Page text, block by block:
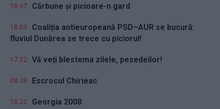
18.47 Cărbune și picioare-n gard
18.09
Coaliția antieuropeană PSD–AUR se bucură:
fluviul Dunărea se trece cu piciorul!
17.32 Vă veți blestema zilele, pesedeilor!
08.38 Escrocul Chirieac
18.22 Georgia 2008